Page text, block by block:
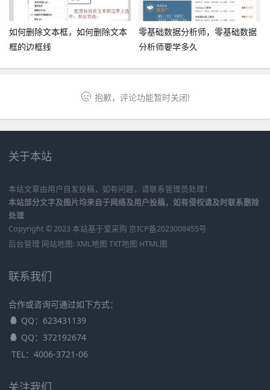
如何删除文本框，如何删除文本
框的边框线
零基础数据分析师，零基础数据
分析师要学多久
抱歉，评论功能暂时关闭!
关于本站
本站文章由用户自发投稿，如有问题，请联系管理员处理！
本站部分文字及图片均来自于网络及用户投稿，如有侵权请及时联系删除
处理
Copyright © 2023 本站基于爱采购 京ICP备2023008455号
后台管理 网站地图: XML地图 TXT地图 HTML图
联系我们
合作或咨询可通过如下方式：
QQ：623431139
QQ：372192674
TEL：4006-3721-06
关注我们